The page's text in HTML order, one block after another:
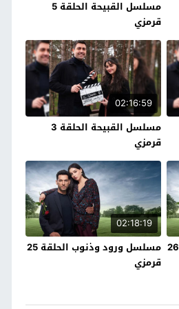
مسلسل القبيحة الحلقة 5
قرمزي
02:16:59
مسلسل القبيحة الحلقة 3
قرمزي
مسلسل ورود وذنوب الحلقة 26
02:18:19
مسلسل ورود وذنوب الحلقة 25
قرمزي